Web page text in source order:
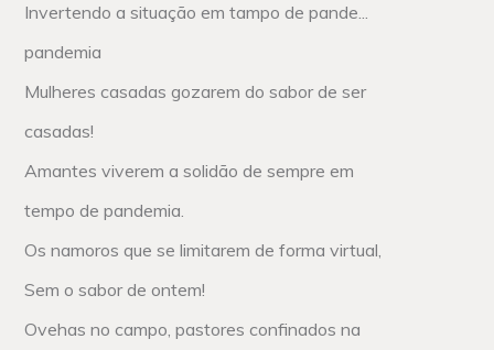
Invertendo a situação em tampo de pande...
pandemia
Mulheres casadas gozarem do sabor de ser
casadas!
Amantes viverem a solidão de sempre em
tempo de pandemia.
Os namoros que se limitarem de forma virtual,
Sem o sabor de ontem!
Ovehas no campo, pastores confinados na